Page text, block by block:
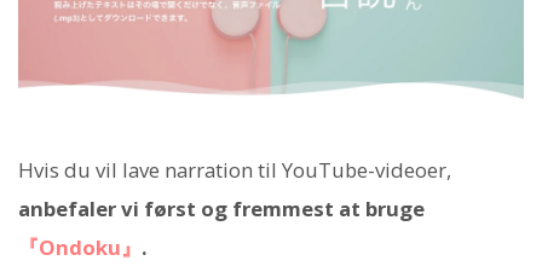
Hvis du vil lave narration til YouTube-videoer,
anbefaler vi først og fremmest at bruge
『Ondoku』 .